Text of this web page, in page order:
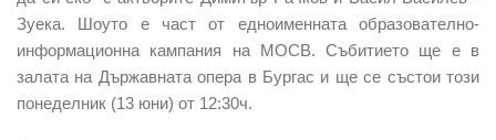
Зуека. Шоуто е част от едноименната образователно-
информационна кампания на МОСВ. Събитието ще е в
залата на Държавната опера в Бургас и ще се състои този
понеделник (13 юни) от 12:30ч.